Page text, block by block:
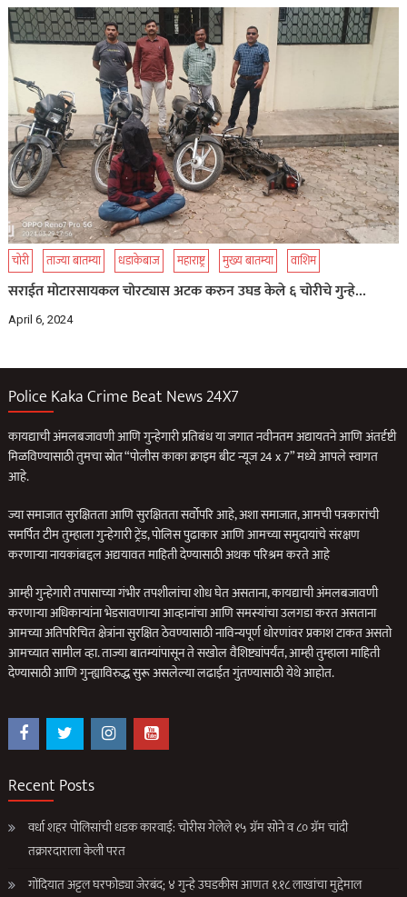
चोरी ताज्या बातम्या धडाकेबाज महाराष्ट्र मुख्य बातम्या वाशिम
सराईत मोटारसायकल चोरट्यास अटक करुन उघड केले ६ चोरीचे गुन्हे…
April 6, 2024
Police Kaka Crime Beat News 24X7
कायद्याची अंमलबजावणी आणि गुन्हेगारी प्रतिबंध या जगात नवीनतम अद्यायतने आणि अंतर्दृष्टी
मिळविण्यासाठी तुमचा स्रोत “पोलीस काका क्राइम बीट न्यूज 24 x 7” मध्ये आपले स्वागत
आहे.
ज्या समाजात सुरक्षितता आणि सुरक्षितता सर्वोपरि आहे, अशा समाजात, आमची पत्रकारांची
समर्पित टीम तुम्हाला गुन्हेगारी ट्रेंड, पोलिस पुढाकार आणि आमच्या समुदायांचे संरक्षण
करणार्‍या नायकांबद्दल अद्ययावत माहिती देण्यासाठी अथक परिश्रम करते आहे
आम्ही गुन्हेगारी तपासाच्या गंभीर तपशीलांचा शोध घेत असताना, कायद्याची अंमलबजावणी
करणार्‍या अधिकार्‍यांना भेडसावणार्‍या आव्हानांचा आणि समस्यांचा उलगडा करत असताना
आमच्या अतिपरिचित क्षेत्रांना सुरक्षित ठेवण्यासाठी नाविन्यपूर्ण धोरणांवर प्रकाश टाकत असतो
आमच्यात सामील व्हा. ताज्या बातम्यांपासून ते सखोल वैशिष्ट्यांपर्यंत, आम्ही तुम्हाला माहिती
देण्यासाठी आणि गुन्ह्याविरुद्ध सुरू असलेल्या लढाईत गुंतण्यासाठी येथे आहोत.
Recent Posts
वर्धा शहर पोलिसांची धडक कारवाई: चोरीस गेलेले १५ ग्रॅम सोने व ८० ग्रॅम चांदी
तक्रारदाराला केली परत
गोंदियात अट्टल घरफोड्या जेरबंद; ४ गुन्हे उघडकीस आणत १.१८ लाखांचा मुद्देमाल